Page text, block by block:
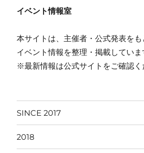
イベント情報室
本サイトは、主催者・公式発表をも
イベント情報を整理・掲載していま
※最新情報は公式サイトをご確認く
SINCE 2017
2018